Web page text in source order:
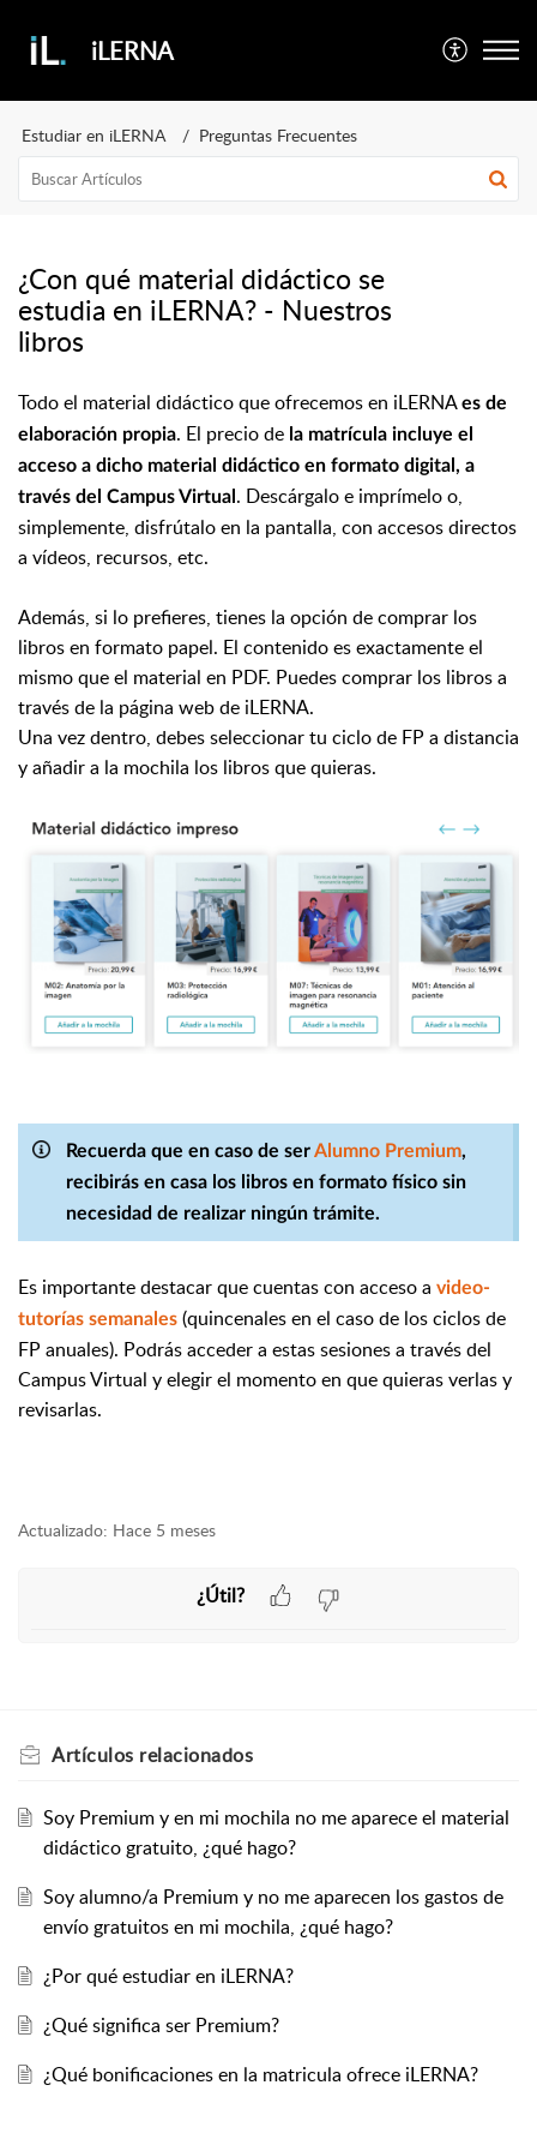
iLERNA
Estudiar en iLERNA Preguntas Frecuentes
¿Con qué material didáctico se
estudia en iLERNA? - Nuestros
libros
Todo el material didáctico que ofrecemos en iLERNAes de
elaboración propia. El precio de la matrícula incluye el
acceso a dicho material didáctico en formato digital, a
través del Campus Virtual . Descárgalo e imprímelo o,
simplemente, disfrútalo en la pantalla, con accesos directos
a vídeos, recursos, etc.
Además, si lo prefieres, tienes la opción de comprar los
libros en formato papel. El contenido es exactamente el
mismo que el material en PDF. Puedes comprar los libros a
través de la página web de iLERNA.
Una vez dentro, debes seleccionar tu ciclo de FP a distancia
y añadir a la mochila los libros que quieras.
Recuerda que en caso de serAlumno Premium,
recibirás en casa los libros en formato físico sin
necesidad de realizar ningún trámite.
Es importante destacar que cuentas con acceso a video-
tutorías semanales (quincenales en el caso de los ciclos de
FP anuales). Podrás acceder a estas sesiones a través del
Campus Virtual y elegir el momento en que quieras verlas y
revisarlas.
Actualizado: Hace 5 meses
¿Útil?
Artículos relacionados
Soy Premium y en mi mochila no me aparece el material
didáctico gratuito, ¿qué hago?
Soy alumno/a Premium y no me aparecen los gastos de
envío gratuitos en mi mochila, ¿qué hago?
¿Por qué estudiar en iLERNA?
¿Qué significa ser Premium?
¿Qué bonificaciones en la matricula ofrece iLERNA?